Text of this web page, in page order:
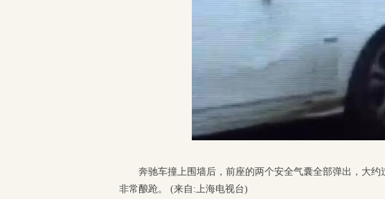
奔驰车撞上围墙后，前座的两个安全气囊全部弹出，大
非常酿跄。 (来自:上海电视台)